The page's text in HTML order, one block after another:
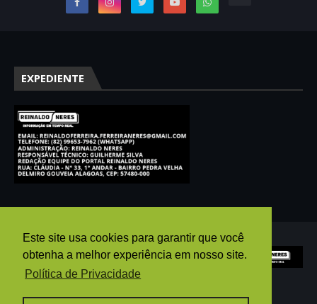
Este site usa cookies para garantir que você
obtenha a melhor experiência em nosso site.
Política de Privacidade
EXPEDIENTE